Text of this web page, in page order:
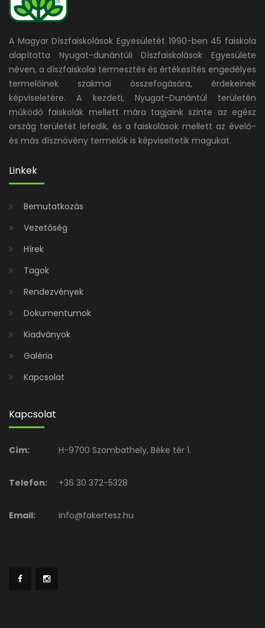
A Magyar Díszfaiskolások Egyesületét 1990-ben 45 faiskola
alapította Nyugat-dunántúli Díszfaiskolások Egyesülete
néven, a díszfaiskolai termesztés és értékesítés engedélyes
termelőinek szakmai összefogására, érdekeinek
képviseletére. A kezdeti, Nyugat-Dunántúl területén
működő faiskolák mellett mára tagjaink szinte az egész
ország területét lefedik, és a faiskolások mellett az évelő-
és más dísznövény termelők is képviseltetik magukat.
Linkek
Bemutatkozás
Vezetőség
Hírek
Tagok
Rendezvények
Dokumentumok
Kiadványok
Galéria
Kapcsolat
Kapcsolat
Cím: H-9700 Szombathely, Béke tér 1.
Telefon: +36 30 372-5328
Email: info@fakertesz.hu